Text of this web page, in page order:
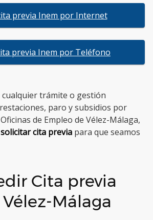
previa Inem por Internet
previa Inem por Teléfono
cualquier trámite o gestión
paro y subsidios por
de Empleo de Vélez-Málaga,
cita previa para que seamos
Cita previa
Vélez-Málaga